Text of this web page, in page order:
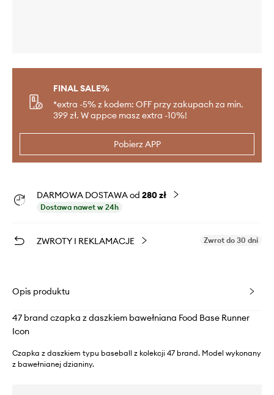
FINAL SALE%
*extra -5% z kodem: OFF przy zakupach za min.
399 zł. W appce masz extra -10%!
Pobierz APP
DARMOWA DOSTAWA od 280 zł
Dostawa nawet w 24h
ZWROTY I REKLAMACJE Zwrot do 30 dni
Opis produktu
47 brand czapka z daszkiem bawełniana Food Base Runner
Icon
Czapka z daszkiem typu baseball z kolekcji 47 brand. Model wykonany
z bawełnianej dzianiny.